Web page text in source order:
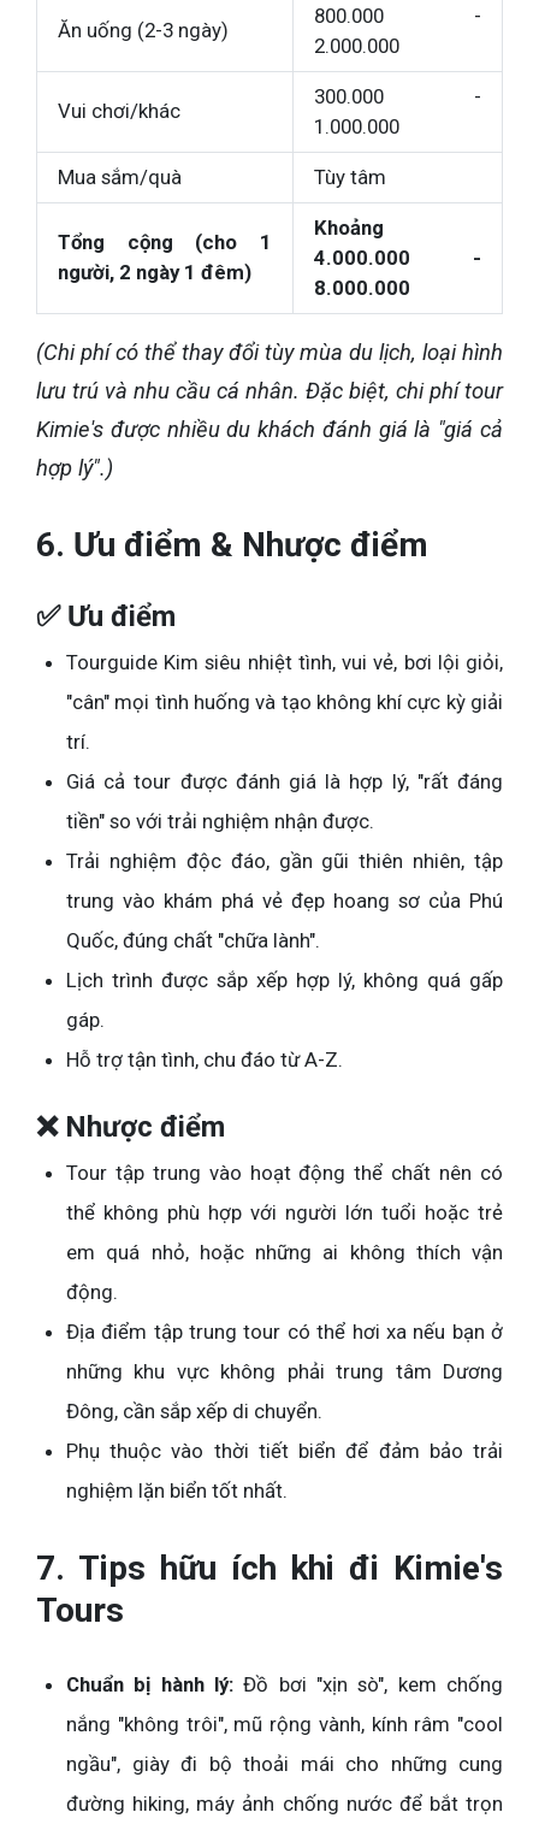
Ăn uống (2-3 ngày)
800.000 -
2.000.000
Vui chơi/khác
300.000 -
1.000.000
Mua sắm/quà Tùy tâm
Tổng cộng (cho 1
người, 2 ngày 1 đêm)
Khoảng
4.000.000 -
8.000.000
(Chi phí có thể thay đổi tùy mùa du lịch, loại hình
lưu trú và nhu cầu cá nhân. Đặc biệt, chi phí tour
Kimie's được nhiều du khách đánh giá là "giá cả
hợp lý".)
6. Ưu điểm & Nhược điểm
✅ Ưu điểm
Tourguide Kim siêu nhiệt tình, vui vẻ, bơi lội giỏi,
"cân" mọi tình huống và tạo không khí cực kỳ giải
trí.
Giá cả tour được đánh giá là hợp lý, "rất đáng
tiền" so với trải nghiệm nhận được.
Trải nghiệm độc đáo, gần gũi thiên nhiên, tập
trung vào khám phá vẻ đẹp hoang sơ của Phú
Quốc, đúng chất "chữa lành".
Lịch trình được sắp xếp hợp lý, không quá gấp
gáp.
Hỗ trợ tận tình, chu đáo từ A-Z.
❌ Nhược điểm
Tour tập trung vào hoạt động thể chất nên có
thể không phù hợp với người lớn tuổi hoặc trẻ
em quá nhỏ, hoặc những ai không thích vận
động.
Địa điểm tập trung tour có thể hơi xa nếu bạn ở
những khu vực không phải trung tâm Dương
Đông, cần sắp xếp di chuyển.
Phụ thuộc vào thời tiết biển để đảm bảo trải
nghiệm lặn biển tốt nhất.
7. Tips hữu ích khi đi Kimie's
Tours
Chuẩn bị hành lý: Đồ bơi "xịn sò", kem chống
nắng "không trôi", mũ rộng vành, kính râm "cool
ngầu", giày đi bộ thoải mái cho những cung
đường hiking, máy ảnh chống nước để bắt trọn